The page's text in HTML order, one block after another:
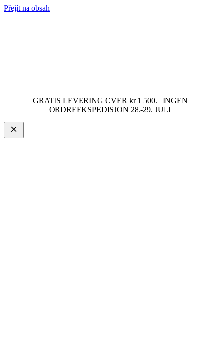
Přejít na obsah
GRATIS LEVERING OVER kr 1 500. | INGEN
ORDREEKSPEDISJON 28.-29. JULI